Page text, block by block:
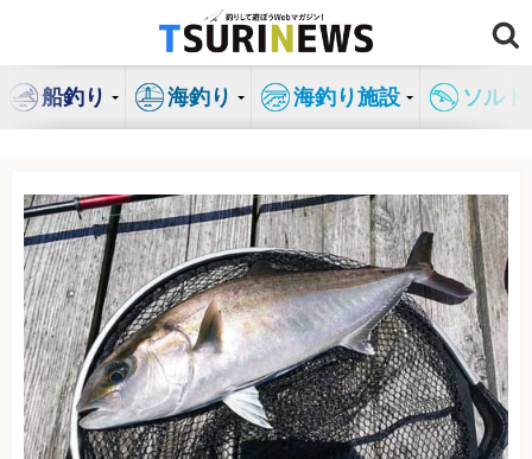
ン
船釣り 海釣り 海釣り施設 ソル